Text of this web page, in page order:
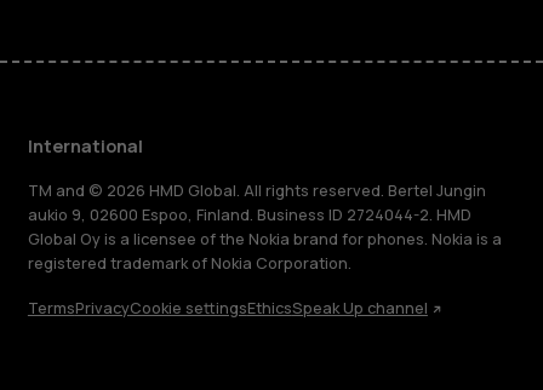
International
TM and © 2026 HMD Global. All rights reserved. Bertel Jungin
aukio 9, 02600 Espoo, Finland. Business ID 2724044-2. HMD
Global Oy is a licensee of the Nokia brand for phones. Nokia is a
registered trademark of Nokia Corporation.
TermsPrivacyCookie settingsEthicsSpeak Up channel